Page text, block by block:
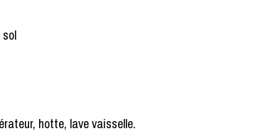
hotte, lave vaisselle.